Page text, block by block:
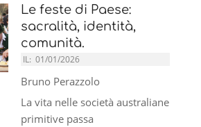
Le feste di Paese:
sacralità, identità,
comunità.
IL: 01/01/2026
Bruno Perazzolo
La vita nelle società australiane
primitive passa